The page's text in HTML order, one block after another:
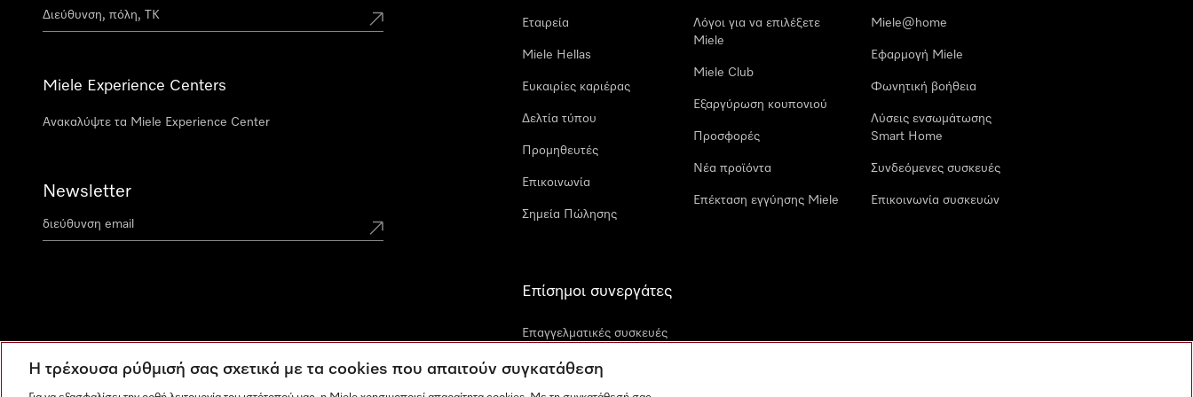
Miele Experience Centers
Ανακαλύψτε τα Miele Experience Center
Newsletter
Εταιρεία
Miele Hellas
Ευκαιρίες καριέρας
Δελτία τύπου
Προμηθευτές
Επικοινωνία
Σημεία Πώλησης
Λόγοι για να επιλέξετε
Miele
Miele Club
Εξαργύρωση κουπονιού
Προσφορές
Νέα προϊόντα
Επέκταση εγγύησης Miele
Miele@home
Εφαρμογή Miele
Φωνητική βοήθεια
Λύσεις ενσωμάτωσης
Smart Home
Συνδεόμενες συσκευές
Επικοινωνία συσκευών
Επίσημοι συνεργάτες
Επαγγελματικές συσκευές
Η τρέχουσα ρύθμισή σας σχετικά με τα cookies που απαιτούν συγκατάθεση